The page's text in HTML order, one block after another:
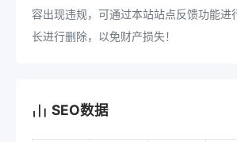
容出现违规，可通过本站站点反馈功能进
长进行删除，以免财产损失！
SEO数据